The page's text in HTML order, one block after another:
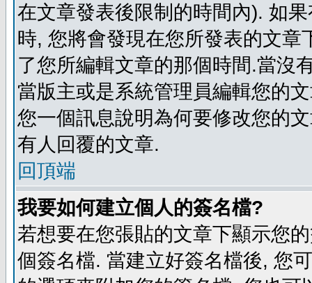
在文章發表後限制的時間內). 如
時, 您將會發現在您所發表的文
了您所編輯文章的那個時間.當沒
當版主或是系統管理員編輯您的
您一個訊息說明為何要修改您的
有人回覆的文章.
回頂端
我要如何建立個人的簽名檔?
若想要在您張貼的文章下顯示您
個簽名檔. 當建立好簽名檔後, 您